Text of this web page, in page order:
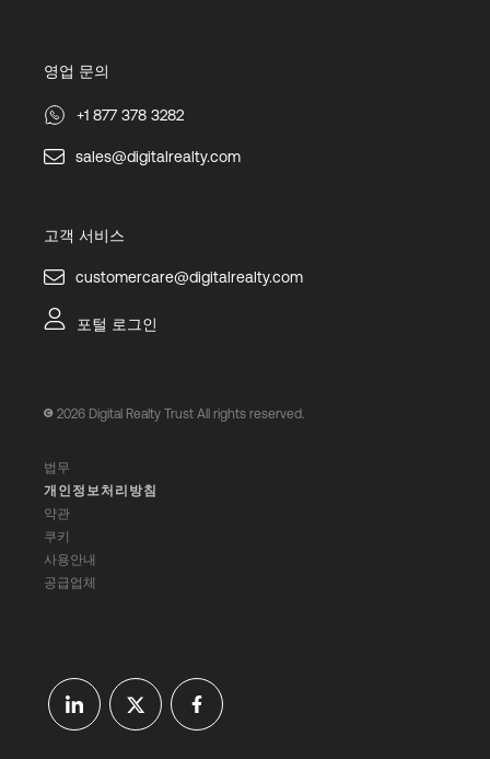
영업 문의
+1 877 378 3282
sales@digitalrealty.com
고객 서비스
customercare@digitalrealty.com
포털 로그인
2026 Digital Realty Trust All rights reserved.
법무
개인정보처리방침
약관
쿠키
사용안내
공급업체